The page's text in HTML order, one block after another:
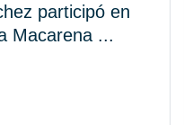
participó en
Macarena ...